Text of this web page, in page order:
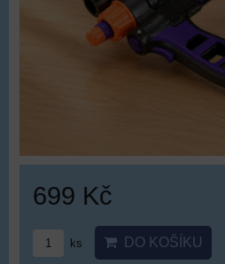
699 Kč
ks DO KOŠÍKU